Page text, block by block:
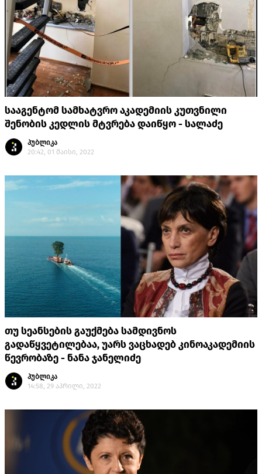
სააგენტომ სამხატვრო აკადემიის კუთვნილი
შენობის კედლის მტვრება დაიწყო - სალაძე
პუბლიკა
20:42, 01 მაისი, 2022
თუ სეანსების გაუქმება სამდივნოს
გადაწყვეტილებაა, უარს ვაცხადებ კინოაკადემიის
წევრობაზე - ნანა ჯანელიძე
პუბლიკა
14:58, 29 აპრილი, 2022